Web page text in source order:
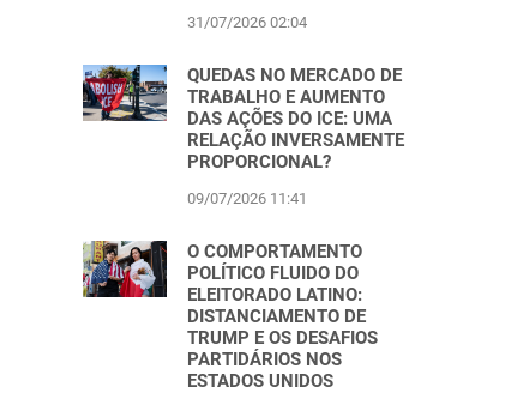
31/07/2026 02:04
QUEDAS NO MERCADO DE
TRABALHO E AUMENTO
DAS AÇÕES DO ICE: UMA
RELAÇÃO INVERSAMENTE
PROPORCIONAL?
09/07/2026 11:41
O COMPORTAMENTO
POLÍTICO FLUIDO DO
ELEITORADO LATINO:
DISTANCIAMENTO DE
TRUMP E OS DESAFIOS
PARTIDÁRIOS NOS
ESTADOS UNIDOS